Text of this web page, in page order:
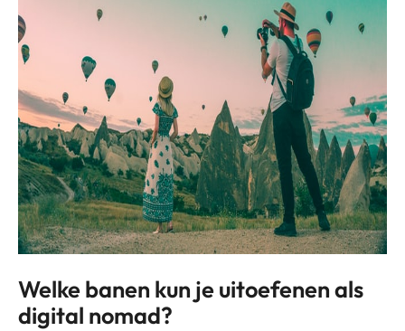
Welke banen kun je uitoefenen als
digital nomad?